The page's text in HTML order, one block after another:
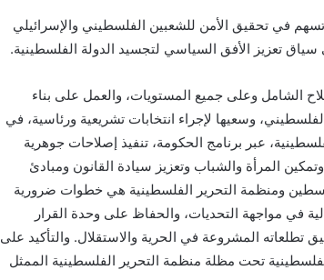
في تحقيق الأمن للشعبين الفلسطيني والإسرائيلي
تعزيز الأفق السياسي لتجسيد الدولة الفلسطينية.
الشامل وعلى جميع المستويات، والعمل على بناء
وسعيها لإجراء انتخابات تشريعية ورئاسية، في
عبر برنامج الحكومة، تنفيذ إصلاحات جوهرية
المرأة والشباب وتعزيز سيادة القانون ومبادئ
ومنظمة التحرير الفلسطينية هي خطوات ضرورية
في مواجهة التحديات، والحفاظ على وحدة القرار
المشروعة في الحرية والاستقلال. والتأكيد على
تحت مظلة منظمة التحرير الفلسطينية الممثل